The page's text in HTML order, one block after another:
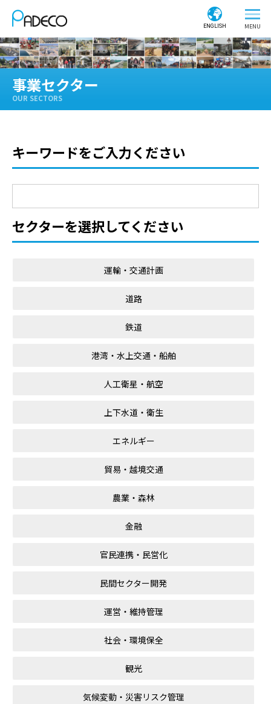
ENGLISH
事業セクター
OUR SECTORS
キーワードをご入力ください
セクターを選択してください
運輸・交通計画
道路
鉄道
港湾・水上交通・船舶
人工衛星・航空
上下水道・衛生
エネルギー
貿易・越境交通
農業・森林
金融
官民連携・民営化
民間セクター開発
運営・維持管理
社会・環境保全
観光
気候変動・災害リスク管理